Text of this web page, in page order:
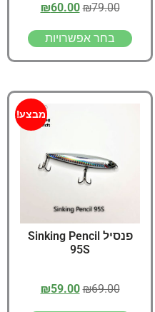
₪79.00
₪60.00
בחר אפשרויות
מבצע!
פנסיל Sinking Pencil
95S
₪69.00
₪59.00